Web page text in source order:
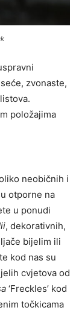
zvonaste,
položajima
neobičnih i
otporne na
u ponudi
, dekorativnih,
bijelim ili
kod nas su
cvjetova od
‘Freckles’ kod
točkicama